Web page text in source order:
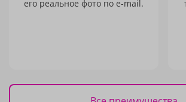
его реальное фото по e-mail.